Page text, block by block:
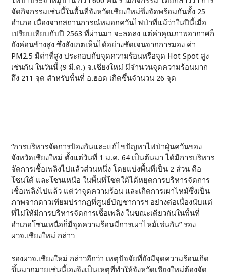
จัดกิจกรรมเช่นนี้ในพื้นที่จังหวัดเชียงใหม่ซึ่งจัดพร้อมกันทั้ง 25
อำเภอ เนื่องจากสถานการณ์หมอกควันไฟป่าที่แม้ว่าในปีนี้เมื่อ
เปรียบเทียบกับปี 2563 ที่ผ่านมา จะลดลง แต่ค่าคุณภาพอากาศก็
ยังค่อนข้างสูง ซึ่งสังเกตเห็นได้อย่างชัดเจนจากการมอง ค่า
PM2.5 มีค่าที่สูง ประกอบกับจุดความร้อนหรือจุด Hot Spot สูง
เช่นกัน ในวันนี้ (9 มี.ค.) จ.เชียงใหม่ มีจำนวนจุดความร้อนมาก
ถึง 211 จุด สำหรับพื้นที่ อ.ฮอด เกิดขึ้นจำนวน 26 จุด
“การบริหารจัดการป้องกันและแก้ไขปัญหาไฟป่าฝุ่นควันของ
จังหวัดเชียงใหม่ ตั้งแต่วันที่ 1 ม.ค. 64 เป็นต้นมา ได้มีการบริหาร
จัดการเชื้อเพลิงไปแล้วส่วนหนึ่ง โดยแบ่งพื้นที่เป็น 2 ส่วน คือ
โซนใต้ และโซนเหนือ ในพื้นที่โซตใต้ได้หยุดการบริหารจัดการ
เชื้อเพลิงไปแล้ว แต่ว่าจุดความร้อน และเกิดการเผาไหม้ซึ่งเป็น
ภาพจากดาวเทียมปรากฏที่ศูนย์บัญชาการฯ อย่างต่อเนื่องนับแต่
ที่ไม่ให้มีการบริหารจัดการเชื้อเพลิง ในขณะเดียวกันในพื้นที่
อำเภอโซนเหนือก็มีจุดความร้อนมีการเผาไหม้เช่นกัน” รอง
ผวจ.เชียงใหม่ กล่าว
รองผวจ.เชียงใหม่ กล่าวอีกว่า เหตุปัจจัยที่ยังมีจุดความร้อนเกิด
ขึ้นมากมายเช่นนี้เองจึงเป็นเหตุที่ทำให้จังหวัดเชียงใหม่ต้องจัด